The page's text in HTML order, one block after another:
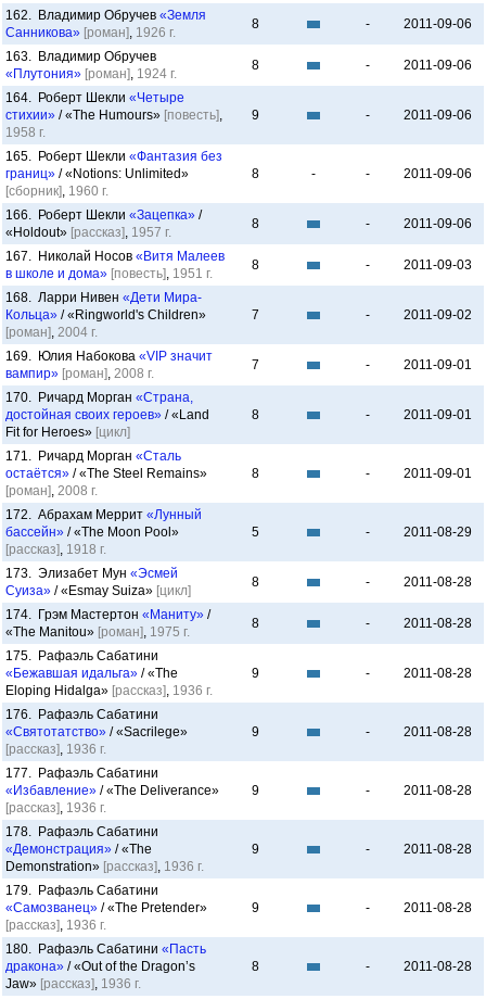
162. Владимир Обручев «Земля
Санникова» [роман], 1926 г.
8 - 2011-09-06
163. Владимир Обручев
«Плутония» [роман], 1924 г.
8 - 2011-09-06
164. Роберт Шекли «Четыре
стихии» / «The Humours» [повесть],
1958 г.
9 - 2011-09-06
165. Роберт Шекли «Фантазия без
границ» / «Notions: Unlimited»
[сборник], 1960 г.
8 - - 2011-09-06
166. Роберт Шекли «Зацепка» /
«Holdout» [рассказ], 1957 г.
8 - 2011-09-06
167. Николай Носов «Витя Малеев
в школе и дома» [повесть], 1951 г.
8 - 2011-09-03
168. Ларри Нивен «Дети Мира-
Кольца» / «Ringworld's Children»
[роман], 2004 г.
7 - 2011-09-02
169. Юлия Набокова «VIP значит
вампир» [роман], 2008 г.
7 - 2011-09-01
170. Ричард Морган «Страна,
достойная своих героев» / «Land
Fit for Heroes» [цикл]
8 - 2011-09-01
171. Ричард Морган «Сталь
остаётся» / «The Steel Remains»
[роман], 2008 г.
8 - 2011-09-01
172. Абрахам Меррит «Лунный
бассейн» / «The Moon Pool»
[рассказ], 1918 г.
5 - 2011-08-29
173. Элизабет Мун «Эсмей
Суиза» / «Esmay Suiza» [цикл]
8 - 2011-08-28
174. Грэм Мастертон «Маниту» /
«The Manitou» [роман], 1975 г.
8 - 2011-08-28
175. Рафаэль Сабатини
«Бежавшая идальга» / «The
Eloping Hidalga» [рассказ], 1936 г.
9 - 2011-08-28
176. Рафаэль Сабатини
«Святотатство» / «Sacrilege»
[рассказ], 1936 г.
9 - 2011-08-28
177. Рафаэль Сабатини
«Избавление» / «The Deliverance»
[рассказ], 1936 г.
9 - 2011-08-28
178. Рафаэль Сабатини
«Демонстрация» / «The
Demonstration» [рассказ], 1936 г.
9 - 2011-08-28
179. Рафаэль Сабатини
«Самозванец» / «The Pretender»
[рассказ], 1936 г.
9 - 2011-08-28
180. Рафаэль Сабатини «Пасть
дракона» / «Out of the Dragon’s
Jaw» [рассказ], 1936 г.
8 - 2011-08-28